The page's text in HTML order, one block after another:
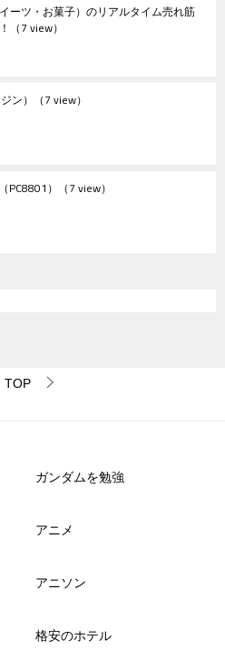
ーツ・お菓子）のリアルタイム売れ筋
（7 view）
ン） （7 view）
PC8801） （7 view）
TOP
ガンダムを勉強
アニメ
アニソン
格安のホテル